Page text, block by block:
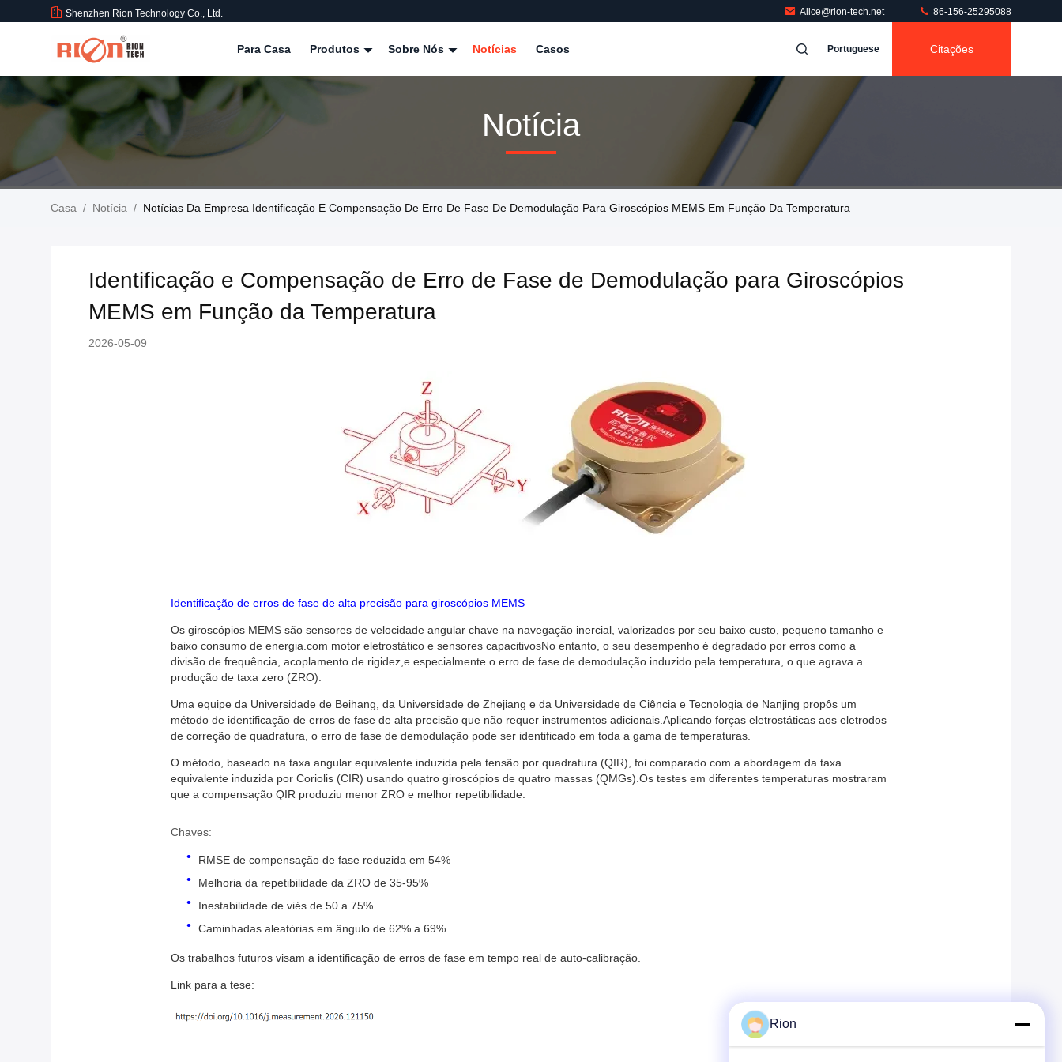
Shenzhen Rion Technology Co., Ltd. Alice@rion-tech.net 86-156-25295088
Para Casa Produtos Sobre Nós Notícias Casos Portuguese Citações
Notícia
Casa / Notícia / Notícias Da Empresa Identificação E Compensação De Erro De Fase De Demodulação Para Giroscópios MEMS Em Função Da Temperatura
Identificação e Compensação de Erro de Fase de Demodulação para Giroscópios
MEMS em Função da Temperatura
2026-05-09
Identificação de erros de fase de alta precisão para giroscópios MEMS
Os giroscópios MEMS são sensores de velocidade angular chave na navegação inercial, valorizados por seu baixo custo, pequeno tamanho e
baixo consumo de energia.com motor eletrostático e sensores capacitivosNo entanto, o seu desempenho é degradado por erros como a
divisão de frequência, acoplamento de rigidez,e especialmente o erro de fase de demodulação induzido pela temperatura, o que agrava a
produção de taxa zero (ZRO).
Uma equipe da Universidade de Beihang, da Universidade de Zhejiang e da Universidade de Ciência e Tecnologia de Nanjing propôs um
método de identificação de erros de fase de alta precisão que não requer instrumentos adicionais.Aplicando forças eletrostáticas aos eletrodos
de correção de quadratura, o erro de fase de demodulação pode ser identificado em toda a gama de temperaturas.
O método, baseado na taxa angular equivalente induzida pela tensão por quadratura (QIR), foi comparado com a abordagem da taxa
equivalente induzida por Coriolis (CIR) usando quatro giroscópios de quatro massas (QMGs).Os testes em diferentes temperaturas mostraram
que a compensação QIR produziu menor ZRO e melhor repetibilidade.
Chaves:
RMSE de compensação de fase reduzida em 54%
Melhoria da repetibilidade da ZRO de 35-95%
Inestabilidade de viés de 50 a 75%
Caminhadas aleatórias em ângulo de 62% a 69%
Os trabalhos futuros visam a identificação de erros de fase em tempo real de auto-calibração.
Link para a tese:
Rion